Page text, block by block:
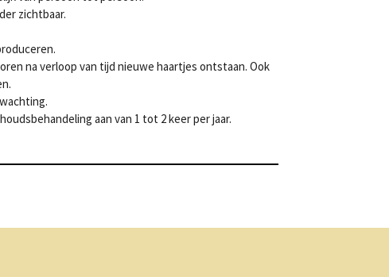
zichtbaar.
na verloop van tijd nieuwe haartjes ontstaan. Ook
aan van 1 tot 2 keer per jaar.